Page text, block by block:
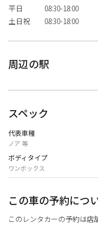
平日
08:30-18:00
土日祝
08:30-18:00
周辺の駅
スペック
代表車種
ノア 等
ボディタイプ
ワンボックス
この車の予約につ
このレンタカーの予約は店